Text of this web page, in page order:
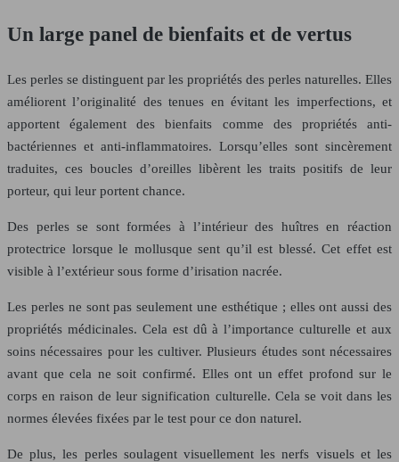
Un large panel de bienfaits et de vertus
Les perles se distinguent par les propriétés des perles naturelles. Elles
améliorent l’originalité des tenues en évitant les imperfections, et
apportent également des bienfaits comme des propriétés anti-
bactériennes et anti-inflammatoires. Lorsqu’elles sont sincèrement
traduites, ces boucles d’oreilles libèrent les traits positifs de leur
porteur, qui leur portent chance.
Des perles se sont formées à l’intérieur des huîtres en réaction
protectrice lorsque le mollusque sent qu’il est blessé. Cet effet est
visible à l’extérieur sous forme d’irisation nacrée.
Les perles ne sont pas seulement une esthétique ; elles ont aussi des
propriétés médicinales. Cela est dû à l’importance culturelle et aux
soins nécessaires pour les cultiver. Plusieurs études sont nécessaires
avant que cela ne soit confirmé. Elles ont un effet profond sur le
corps en raison de leur signification culturelle. Cela se voit dans les
normes élevées fixées par le test pour ce don naturel.
De plus, les perles soulagent visuellement les nerfs visuels et les